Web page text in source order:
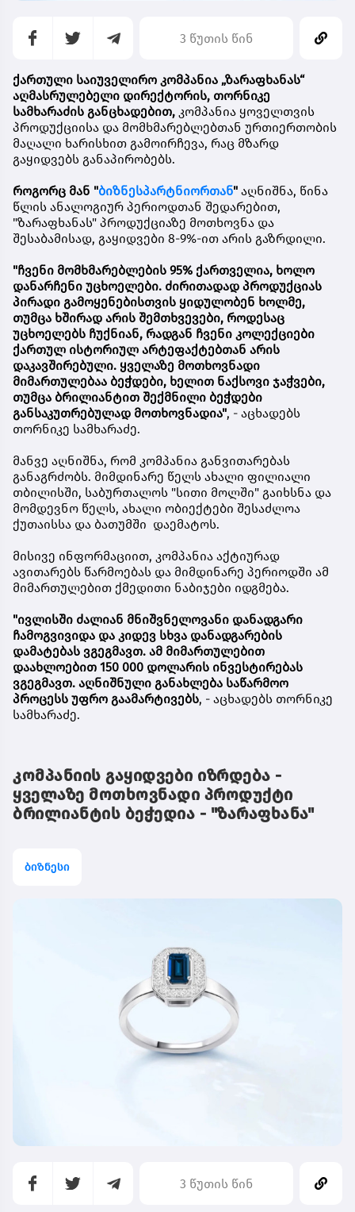
3 წუთის წინ
ქართული საიუველირო კომპანია „ზარაფხანას“
აღმასრულებელი დირექტორის, თორნიკე
სამხარაძის განცხადებით, კომპანია ყოველთვის
პროდუქციისა და მომხმარებლებთან ურთიერთობის
მაღალი ხარისხით გამოირჩევა, რაც მზარდ
გაყიდვებს განაპირობებს.
როგორც მან "ბიზნესპარტნიორთან" აღნიშნა, წინა
წლის ანალოგიურ პერიოდთან შედარებით,
"ზარაფხანას" პროდუქციაზე მოთხოვნა და
შესაბამისად, გაყიდვები 8-9%-ით არის გაზრდილი.
"ჩვენი მომხმარებლების 95% ქართველია, ხოლო
დანარჩენი უცხოელები. ძირითადად პროდუქციას
პირადი გამოყენებისთვის ყიდულობენ ხოლმე,
თუმცა ხშირად არის შემთხვევები, როდესაც
უცხოელებს ჩუქნიან, რადგან ჩვენი კოლექციები
ქართულ ისტორიულ არტეფაქტებთან არის
დაკავშირებული. ყველაზე მოთხოვნადი
მიმართულებაა ბეჭდები, ხელით ნაქსოვი ჯაჭვები,
თუმცა ბრილიანტით შექმნილი ბეჭდები
განსაკუთრებულად მოთხოვნადია", - აცხადებს
თორნიკე სამხარაძე.
მანვე აღნიშნა, რომ კომპანია განვითარებას
განაგრძობს. მიმდინარე წელს ახალი ფილიალი
თბილისში, საბურთალოს "სითი მოლში" გაიხსნა და
მომდევნო წელს, ახალი ობიექტები შესაძლოა
ქუთაისსა და ბათუმში დაემატოს.
მისივე ინფორმაციით, კომპანია აქტიურად
ავითარებს წარმოებას და მიმდინარე პერიოდში ამ
მიმართულებით ქმედითი ნაბიჯები იდგმება.
"ივლისში ძალიან მნიშვნელოვანი დანადგარი
ჩამოგვივიდა და კიდევ სხვა დანადგარების
დამატებას ვგეგმავთ. ამ მიმართულებით
დაახლოებით 150 000 დოლარის ინვესტირებას
ვგეგმავთ. აღნიშნული განახლება საწარმოო
პროცესს უფრო გაამარტივებს, - აცხადებს თორნიკე
სამხარაძე.
კომპანიის გაყიდვები იზრდება -
ყველაზე მოთხოვნადი პროდუქტი
ბრილიანტის ბეჭედია - "ზარაფხანა"
ბიზნესი
3 წუთის წინ